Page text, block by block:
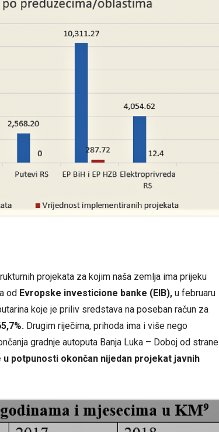
projekata za kojim naša zemlja ima prijeku
od Evropske investicione banke (EIB), u februaru
koje je priliv sredstava na poseban račun za
Drugim riječima, prihoda ima i više nego
gradnje autoputa Banja Luka – Doboj od strane
u potpunosti okončan nijedan projekat javnih